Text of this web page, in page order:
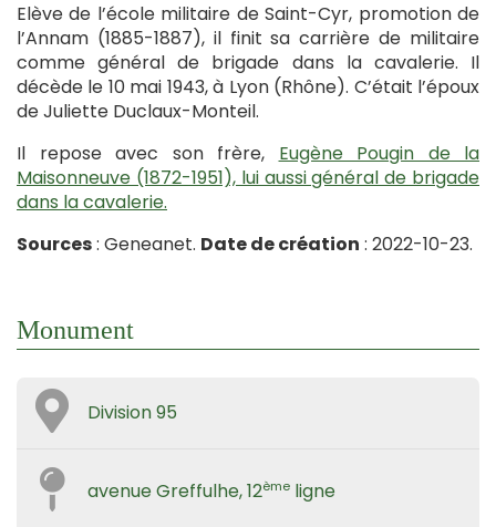
Elève de l’école militaire de Saint-Cyr, promotion de
l’Annam (1885-1887), il finit sa carrière de militaire
comme général de brigade dans la cavalerie. Il
décède le 10 mai 1943, à Lyon (Rhône). C’était l’époux
de Juliette Duclaux-Monteil.
Il repose avec son frère, Eugène Pougin de la
Maisonneuve (1872-1951), lui aussi général de brigade
dans la cavalerie.
Sources: Geneanet. Date de création : 2022-10-23.
Monument
Division 95
avenue Greffulhe, 12ème ligne